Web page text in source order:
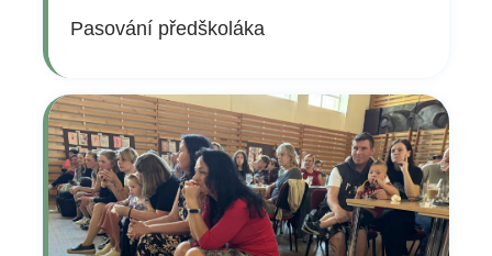
Pasování předškoláka